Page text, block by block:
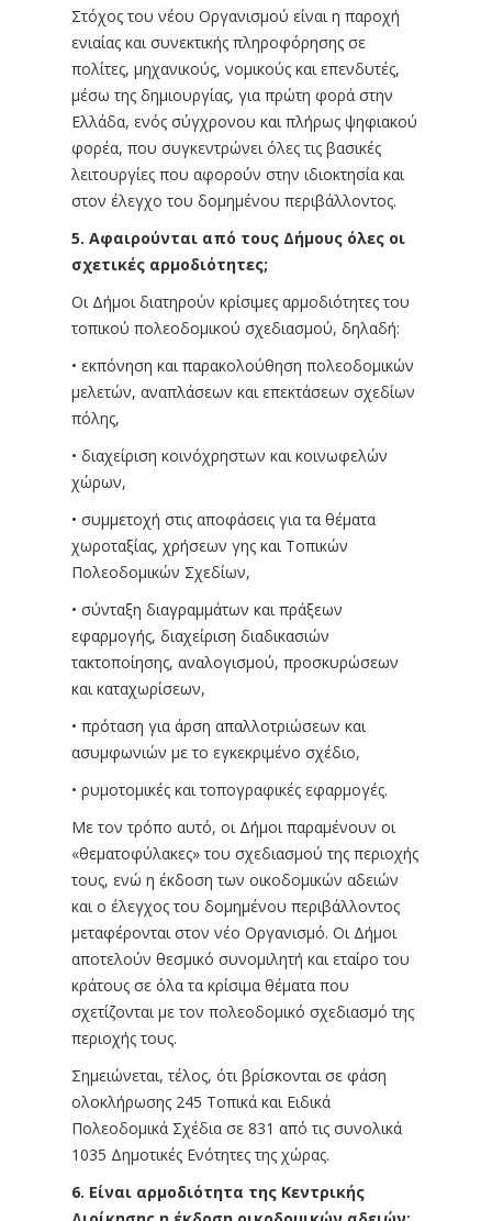
Στόχος του νέου Οργανισμού είναι η παροχή
ενιαίας και συνεκτικής πληροφόρησης σε
πολίτες, μηχανικούς, νομικούς και επενδυτές,
μέσω της δημιουργίας, για πρώτη φορά στην
Ελλάδα, ενός σύγχρονου και πλήρως ψηφιακού
φορέα, που συγκεντρώνει όλες τις βασικές
λειτουργίες που αφορούν στην ιδιοκτησία και
στον έλεγχο του δομημένου περιβάλλοντος.
5. Αφαιρούνται από τους Δήμους όλες οι
σχετικές αρμοδιότητες;
Οι Δήμοι διατηρούν κρίσιμες αρμοδιότητες του
τοπικού πολεοδομικού σχεδιασμού, δηλαδή:
• εκπόνηση και παρακολούθηση πολεοδομικών
μελετών, αναπλάσεων και επεκτάσεων σχεδίων
πόλης,
• διαχείριση κοινόχρηστων και κοινωφελών
χώρων,
• συμμετοχή στις αποφάσεις για τα θέματα
χωροταξίας, χρήσεων γης και Τοπικών
Πολεοδομικών Σχεδίων,
• σύνταξη διαγραμμάτων και πράξεων
εφαρμογής, διαχείριση διαδικασιών
τακτοποίησης, αναλογισμού, προσκυρώσεων
και καταχωρίσεων,
• πρόταση για άρση απαλλοτριώσεων και
ασυμφωνιών με το εγκεκριμένο σχέδιο,
• ρυμοτομικές και τοπογραφικές εφαρμογές.
Με τον τρόπο αυτό, οι Δήμοι παραμένουν οι
«θεματοφύλακες» του σχεδιασμού της περιοχής
τους, ενώ η έκδοση των οικοδομικών αδειών
και ο έλεγχος του δομημένου περιβάλλοντος
μεταφέρονται στον νέο Οργανισμό. Οι Δήμοι
αποτελούν θεσμικό συνομιλητή και εταίρο του
κράτους σε όλα τα κρίσιμα θέματα που
σχετίζονται με τον πολεοδομικό σχεδιασμό της
περιοχής τους.
Σημειώνεται, τέλος, ότι βρίσκονται σε φάση
ολοκλήρωσης 245 Τοπικά και Ειδικά
Πολεοδομικά Σχέδια σε 831 από τις συνολικά
1035 Δημοτικές Ενότητες της χώρας.
6. Είναι αρμοδιότητα της Κεντρικής